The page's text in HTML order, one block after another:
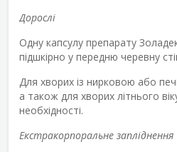
Дорослі
Одну капсулу препарату
підшкірно у передню черевну
Для хворих із нирковою або
а також для хворих літнього
необхідності.
Екстракорпоральне запліднення